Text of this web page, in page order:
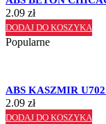
2.09 zł
DODAJ DO KOSZYKA
Popularne
ABS KASZMIR U702
2.09 zł
DODAJ DO KOSZYKA